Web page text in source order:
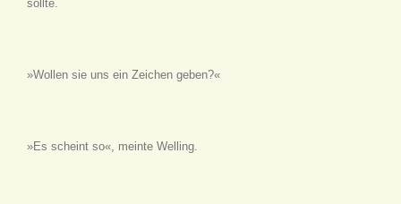
sollte.
»Wollen sie uns ein Zeichen geben?«
»Es scheint so«, meinte Welling.